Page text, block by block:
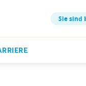
Sie sind